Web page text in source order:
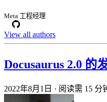
Meta 工程经理
View all authors
Docusaurus 2.0 的
2022年8月1日 · 阅读需 15 分